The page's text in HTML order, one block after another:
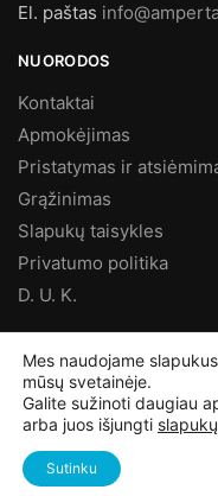
El. paštas
NUORODOS
Kontaktai
Apmokėjimas
Pristatymas ir
Grąžinimas
Slapukų taisykles
Privatumo politika
D. U. K.
©Ampertas.lt2025,
Mes naudojame
mūsų svetainėje.
Galite sužinoti daugiau
arba juos išjungti
Sutinku